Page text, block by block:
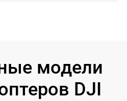
модели
DJI